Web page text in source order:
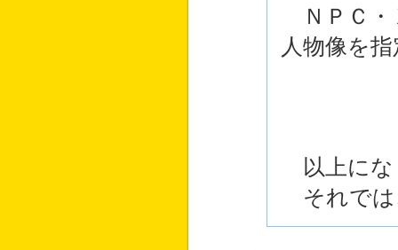
ＮＰＣ・
人物像を
以上にな
それでは